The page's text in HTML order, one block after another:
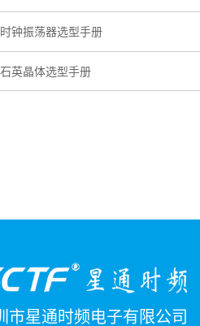
钟振荡器选型手册
英晶体选型手册
市星通时频电子有限公司